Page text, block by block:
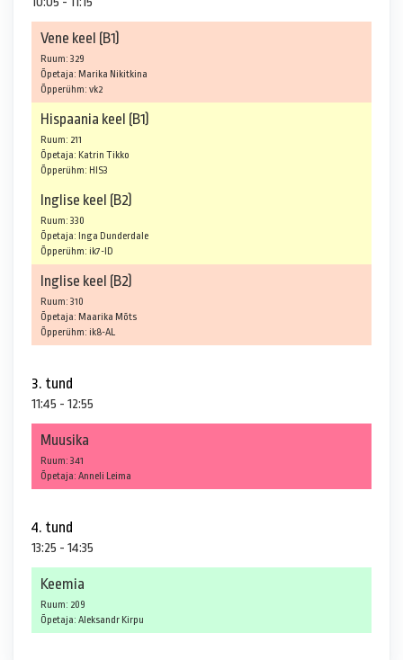
Vene keel (B1)
Ruum: 329
Õpetaja: Marika Nikitkina
Õpperühm: vk2
Hispaania keel (B1)
Ruum: 211
Õpetaja: Katrin Tikko
Õpperühm: HIS3
Inglise keel (B2)
Ruum: 330
Õpetaja: Inga Dunderdale
Õpperühm: ik7-ID
Inglise keel (B2)
Ruum: 310
Õpetaja: Maarika Mõts
Õpperühm: ik8-AL
3. tund
11:45 - 12:55
Muusika
Ruum: 341
Õpetaja: Anneli Leima
4. tund
13:25 - 14:35
Keemia
Ruum: 209
Õpetaja: Aleksandr Kirpu